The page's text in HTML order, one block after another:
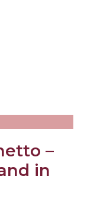
–
in